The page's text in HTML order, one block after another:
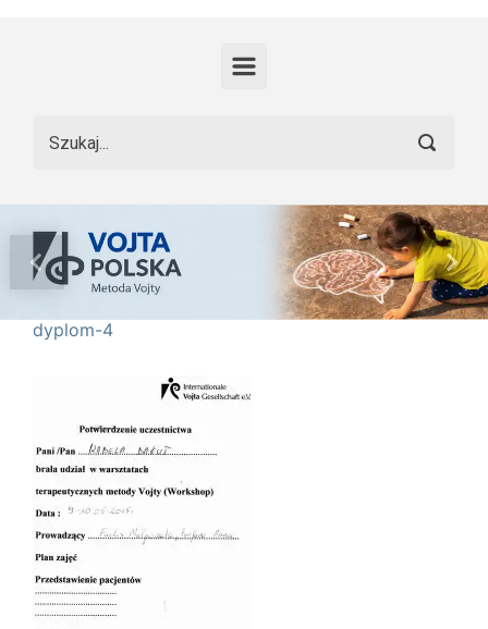
Previous Next
dyplom-4